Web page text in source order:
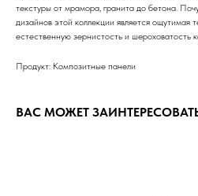
текстуры от мрамора, гранита до бетона.
дизайнов этой коллекции является ощутимая
естественную зернистость и шероховатость
Продукт: Композитные панели
ВАС МОЖЕТ